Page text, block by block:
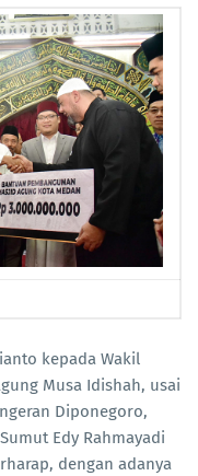
kepada Wakil
Musa Idishah, usai
Diponegoro,
Edy Rahmayadi
dengan adanya